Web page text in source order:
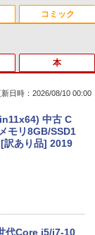
6.1)【完
トラノイズキャン
ト接続 / 最大40時
ち運びに便利 / IP5
準適合】ネイビ
ATL Jacob
Milli, ATL Jacob
ス 500ml ×24本
含有 水 ミネラル
岡県産 500ミリリ
コミック
タル版ビッグガ
(ジャンプコミッ
新日時：2026/08/10 00:00
中古 C
モリ8GB/SSD1
訳あり品] 2019
代Core i5/i7-10
本